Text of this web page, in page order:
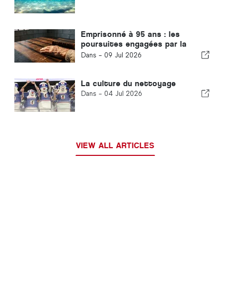
Emprisonné à 95 ans : les
poursuites engagées par la
Corée du Sud contre un chef
Dans - 09 Jul 2026
La culture du nettoyage
Dans - 04 Jul 2026
VIEW ALL ARTICLES